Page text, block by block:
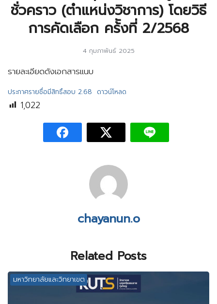
ชั่วคราว (ตำแหน่งวิชาการ) โดยวิธี
การคัดเลือก คร้ังที่ 2/2568
4 กุมภาพันธ์ 2025
รายละเอียดดังเอกสารแนบ
ประกาศรายชื่อมีสิทธิ์สอบ 2.68 ดาวน์โหลด
1,022
chayanun.o
Related Posts
มหาวิทยาลัยและวิทยาเขต